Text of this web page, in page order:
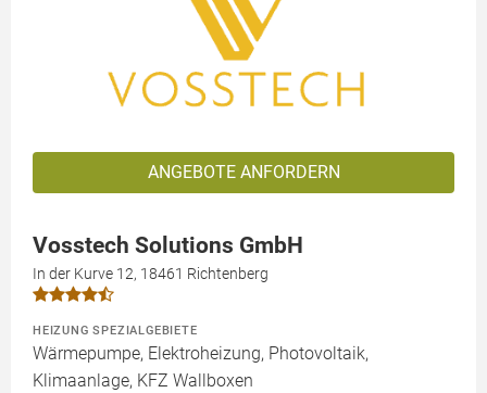
ANGEBOTE ANFORDERN
Vosstech Solutions GmbH
In der Kurve 12, 18461 Richtenberg
HEIZUNG SPEZIALGEBIETE
Wärmepumpe, Elektroheizung, Photovoltaik,
Klimaanlage, KFZ Wallboxen